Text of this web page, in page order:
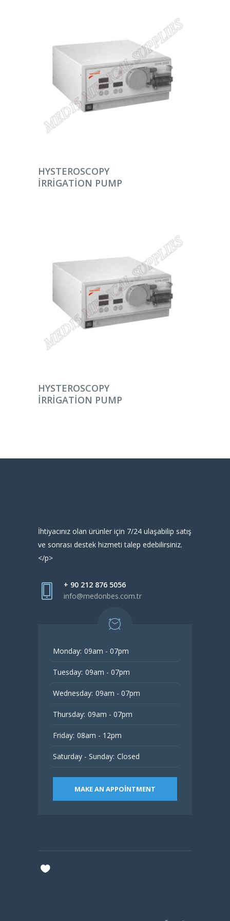
DEVAMINI OKU
HYSTEROSCOPY
IRRIGATION PUMP
DEVAMINI OKU
HYSTEROSCOPY
IRRIGATION PUMP
İhtiyacınız olan ürünler için 7/24 ulaşabilip satış
ve sonrası destek hizmeti talep edebilirsiniz.
</p>
+ 90 212 876 5056
info@medonbes.com.tr
Monday: 09am - 07pm
Tuesday: 09am - 07pm
Wednesday: 09am - 07pm
Thursday: 09am - 07pm
Friday: 08am - 12pm
Saturday - Sunday: Closed
MAKE AN APPOINTMENT